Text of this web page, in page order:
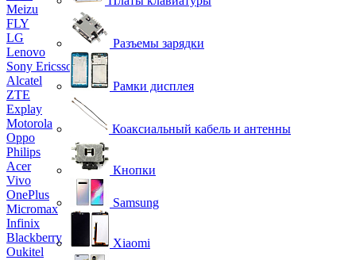
Meizu
FLY
LG
Lenovo
Sony Ericsson
Alcatel
ZTE
Explay
Motorola
Oppo
Philips
Acer
Vivo
OnePlus
Micromax
Infinix
Blackberry
Oukitel
Разъемы зарядки
Рамки дисплея
Коаксиальный кабель и антенны
Кнопки
Samsung
Xiaomi